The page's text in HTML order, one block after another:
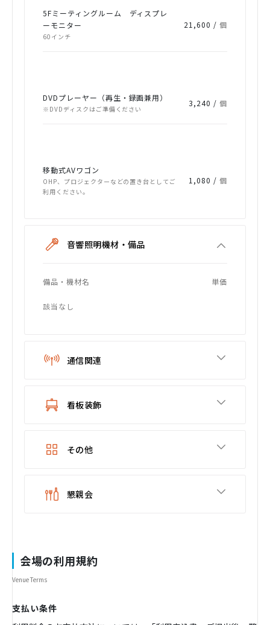
5Fミーティングルーム ディスプレ
ーモニター
60インチ
21,600 /個
DVDプレーヤー（再生・録画兼用）
※DVDディスクはご準備ください
3,240 /個
移動式AVワゴン
OHP、プロジェクターなどの置き台としてご
利用ください。
1,080 /個
音響照明機材・備品
備品・機材名 単価
該当なし
通信関連
看板装飾
その他
懇親会
会場の利用規約
Venue Terms
支払い条件